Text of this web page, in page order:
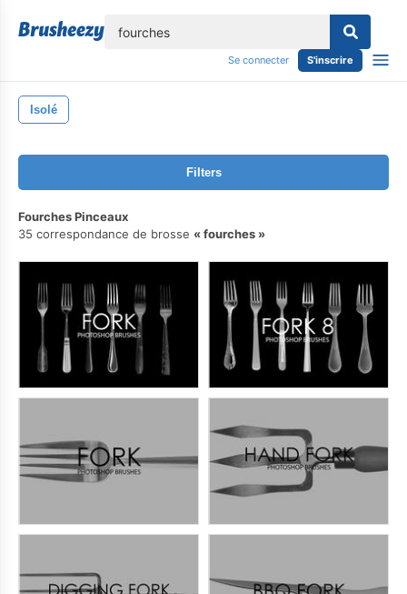
Se connecter S'inscrire
Isolé
Filters
Fourches Pinceaux
35 correspondance de brosse
fourches